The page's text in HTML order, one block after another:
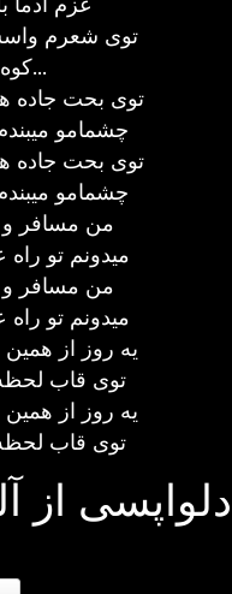
توی شعرم
کوه و دریا میذارم...
توی بحت جاده
چشمامو
توی بحت جاده
چشمامو
من مسافر و
میدونم تو
من مسافر و
میدونم تو
یه روز از
توی قاب
یه روز از
توی قاب
دلواپسی از